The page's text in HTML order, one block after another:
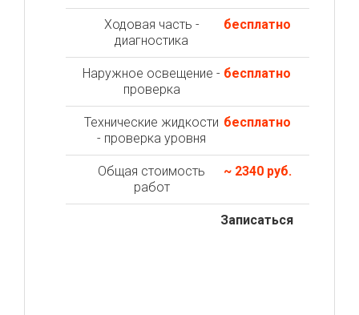
Ходовая часть -
диагностика
бесплатно
Наружное освещение -
проверка
бесплатно
Технические жидкости
- проверка уровня
бесплатно
Общая стоимость
работ
~ 2340 руб.
Записаться